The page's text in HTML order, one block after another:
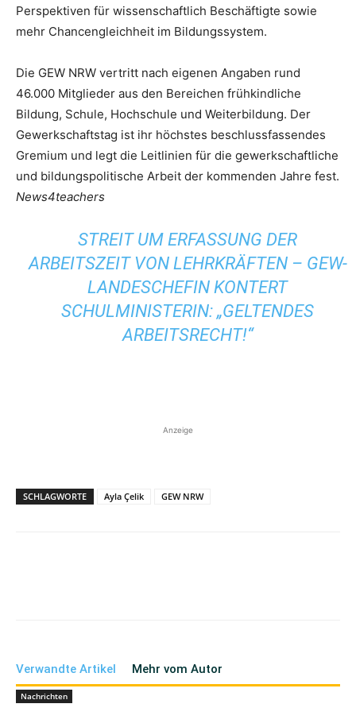
Perspektiven für wissenschaftlich Beschäftigte sowie
mehr Chancengleichheit im Bildungssystem.
Die GEW NRW vertritt nach eigenen Angaben rund
46.000 Mitglieder aus den Bereichen frühkindliche
Bildung, Schule, Hochschule und Weiterbildung. Der
Gewerkschaftstag ist ihr höchstes beschlussfassendes
Gremium und legt die Leitlinien für die gewerkschaftliche
und bildungspolitische Arbeit der kommenden Jahre fest.
News4teachers
STREIT UM ERFASSUNG DER
ARBEITSZEIT VON LEHRKRÄFTEN – GEW-
LANDESCHEFIN KONTERT
SCHULMINISTERIN: „GELTENDES
ARBEITSRECHT!“
Anzeige
SCHLAGWORTE Ayla Çelik GEW NRW
Verwandte Artikel Mehr vom Autor
Nachrichten